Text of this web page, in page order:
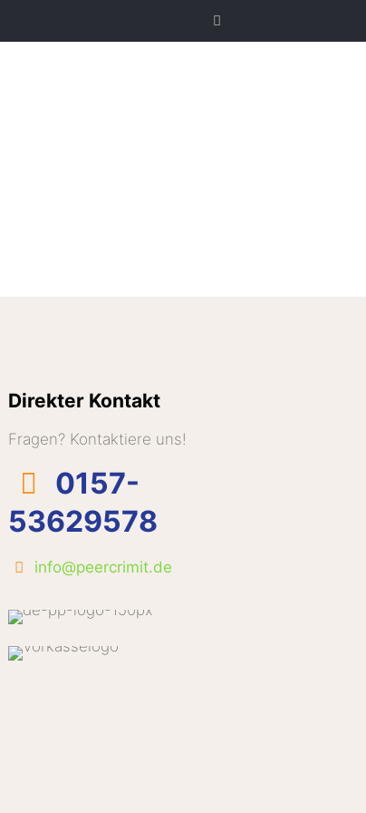
Direkter Kontakt
Fragen? Kontaktiere uns!
0157-
53629578
info@peercrimit.de